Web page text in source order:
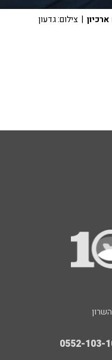
| צילום: גדעון